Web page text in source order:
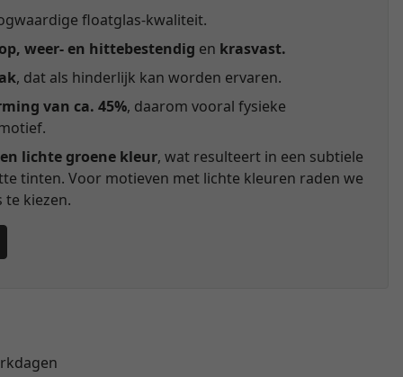
floatglas-kwaliteit.
weer- en hittebestendig en krasvast.
, dat als hinderlijk kan worden ervaren.
van ca. 45%, daarom vooral fysieke
lichte groene kleur, wat resulteert in een subtiele
tinten. Voor motieven met lichte kleuren raden we
kiezen.